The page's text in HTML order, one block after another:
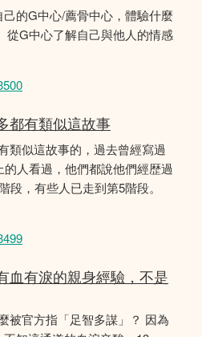
的G中心/薦骨中心，體驗什麼
從G中心了解自己與他人的情感
都有類似這故事
類似這故事的，過去曾經寫過
人看過，他們都說他們經歴過
段，有些人已走到第5階段。
血有淚的親身經驗，不是
被官方指「足智多謀」？ 因為